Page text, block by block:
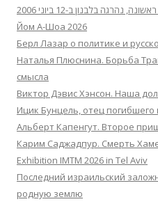
בלבנון ב-12 ביוני 2006
Йом А-Шоа 2026
Берл Лазар о политике и
Наталья Плюснина. Борьба
смысла
Виктор Дэвис Хэнсон. Наша
Ицик Бунцель, отец
Альберт Капенгут. Второе
Карим Саджадпур. Смерть
Exhibition IMTM 2026 in Tel Aviv
Последний израильский
родную землю